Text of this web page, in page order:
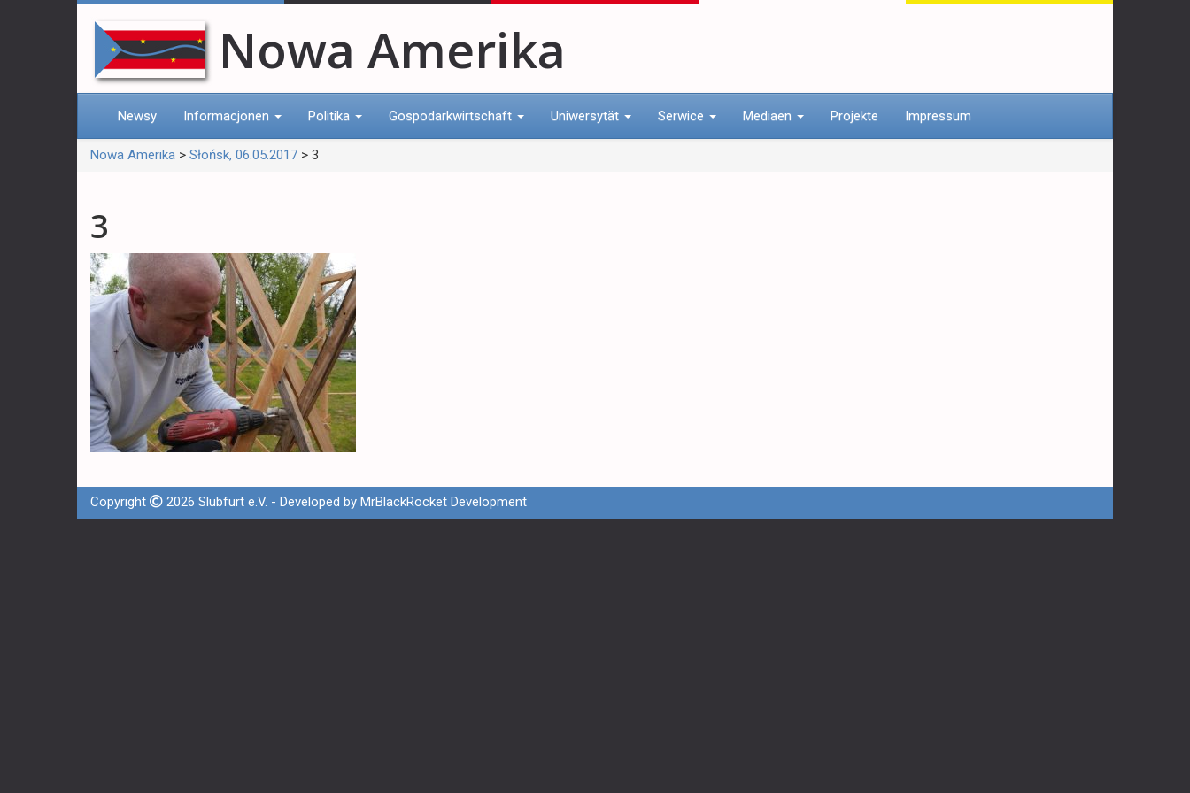
Nowa Amerika
Newsy Informacjonen Politika Gospodarkwirtschaft Uniwersytät Serwice Mediaen Projekte Impressum
Nowa Amerika > Słońsk, 06.05.2017 > 3
3
Copyright 2026 Slubfurt e.V. - Developed by MrBlackRocket Development